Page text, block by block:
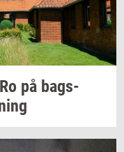
Ro på bags­